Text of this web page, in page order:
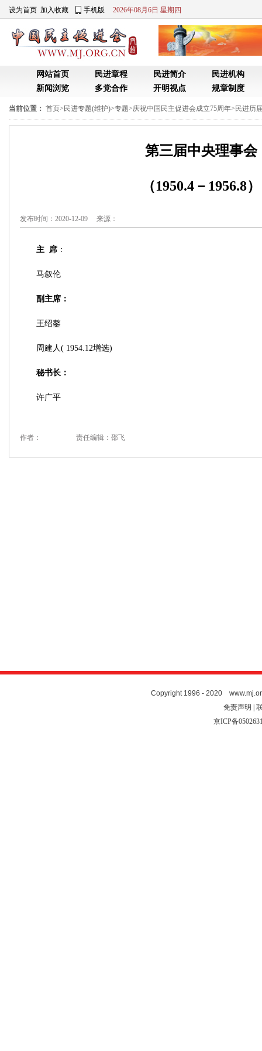
设为首页 加入收藏 手机版 2026年08月6日 星期四
网站首页 民进章程 民进简介
民进机构
新闻浏览
多党合作 开明视点 规章制度
当前位置： 首页> 民进专题(维护)>专题>庆祝中国民主促进会成立75周年> 民进历
第三届中央理事会
（1950.4－1956.8）
发布时间：2020-12-09 来源：
主 席 ：
马叙伦
副主席：
王绍鏊
周建人( 1954.12增选)
秘书长：
许广平
作者： 责任编辑：邵飞
Copyright 1996 - 2020
免责声明 |
京ICP备